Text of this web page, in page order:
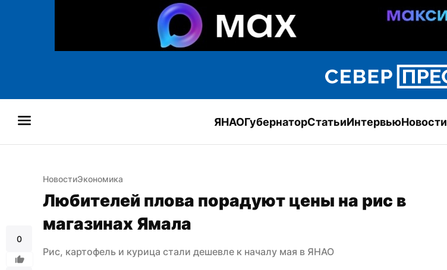
ЯНАОГубернаторСтатьиИнтервьюНовости
0
НовостиЭкономика
Любителей плова порадуют цены на рис в
магазинах Ямала
Рис, картофель и курица стали дешевле к началу мая в ЯНАО